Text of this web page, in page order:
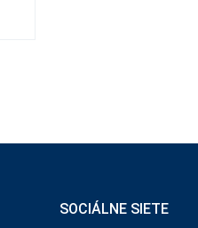
SOCIÁLNE SIETE